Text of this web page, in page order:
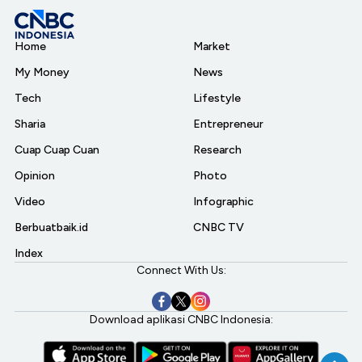
Home
My Money
Tech
Sharia
Cuap Cuap Cuan
Opinion
Video
Berbuatbaik.id
Index
Market
News
Lifestyle
Entrepreneur
Research
Photo
Infographic
CNBC TV
Connect With Us:
Download aplikasi CNBC Indonesia: